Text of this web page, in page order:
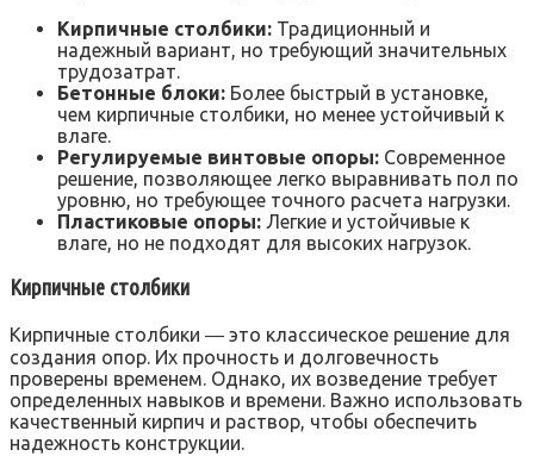
Кирпичные столбики: Традиционный и
надежный вариант, но требующий значительных
трудозатрат.
Бетонные блоки: Более быстрый в установке,
чем кирпичные столбики, но менее устойчивый к
влаге.
Регулируемые винтовые опоры: Современное
решение, позволяющее легко выравнивать пол по
уровню, но требующее точного расчета нагрузки.
Пластиковые опоры: Легкие и устойчивые к
влаге, но не подходят для высоких нагрузок.
Кирпичные столбики
Кирпичные столбики ― это классическое решение для
создания опор. Их прочность и долговечность
проверены временем. Однако, их возведение требует
определенных навыков и времени. Важно использовать
качественный кирпич и раствор, чтобы обеспечить
надежность конструкции.